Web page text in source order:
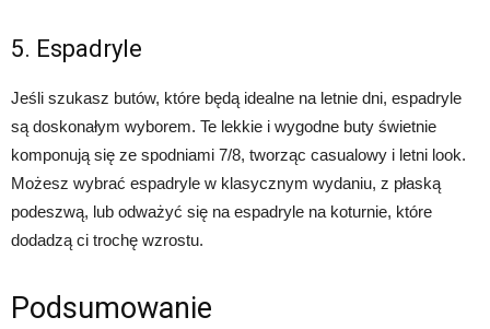
5. Espadryle
Jeśli szukasz butów, które będą idealne na letnie dni, espadryle
są doskonałym wyborem. Te lekkie i wygodne buty świetnie
komponują się ze spodniami 7/8, tworząc casualowy i letni look.
Możesz wybrać espadryle w klasycznym wydaniu, z płaską
podeszwą, lub odważyć się na espadryle na koturnie, które
dodadzą ci trochę wzrostu.
Podsumowanie